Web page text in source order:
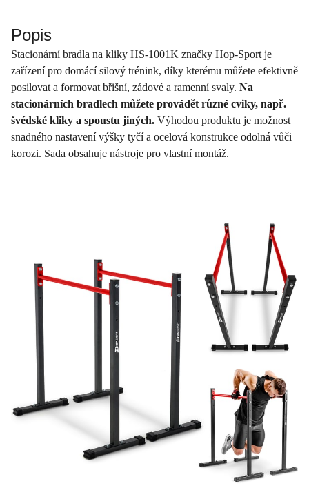
Popis
Stacionární bradla na kliky HS-1001K značky Hop-Sport je
zařízení pro domácí silový trénink, díky kterému můžete efektivně
posilovat a formovat břišní, zádové a ramenní svaly. Na
stacionárních bradlech můžete provádět různé cviky, např.
švédské kliky a spoustu jiných. Výhodou produktu je možnost
snadného nastavení výšky tyčí a ocelová konstrukce odolná vůči
korozi. Sada obsahuje nástroje pro vlastní montáž.